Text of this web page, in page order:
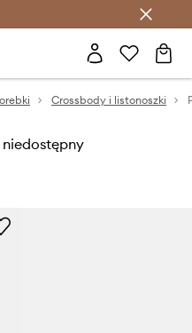
Club >
Crossbody i listonoszki